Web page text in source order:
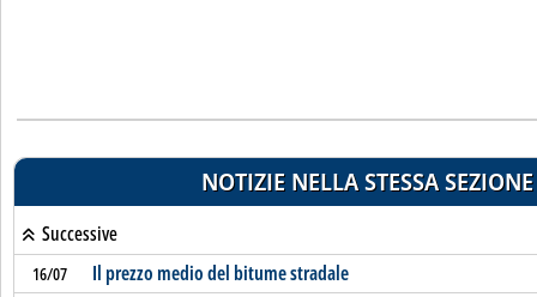
NOTIZIE NELLA STESSA SEZIONE
Successive
16/07 Il prezzo medio del bitume stradale